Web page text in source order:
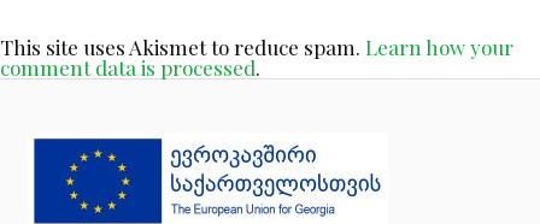
This site uses Akismet to reduce spam. Learn how your
comment data is processed.